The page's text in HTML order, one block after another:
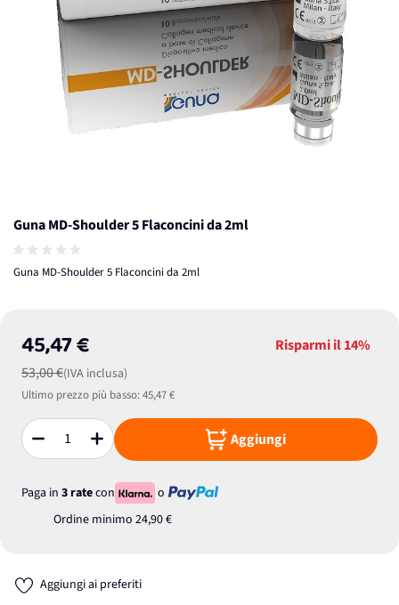
Guna MD-Shoulder 5 Flaconcini da 2ml
Guna MD-Shoulder 5 Flaconcini da 2ml
45,47 €
53,00 €(IVA inclusa)
Risparmi il14%
Ultimo prezzo più basso:45,47 €
Quantità Aggiungi
Paga in 3 ratecon
o
Ordine minimo 24,90 €
Aggiungi ai preferiti